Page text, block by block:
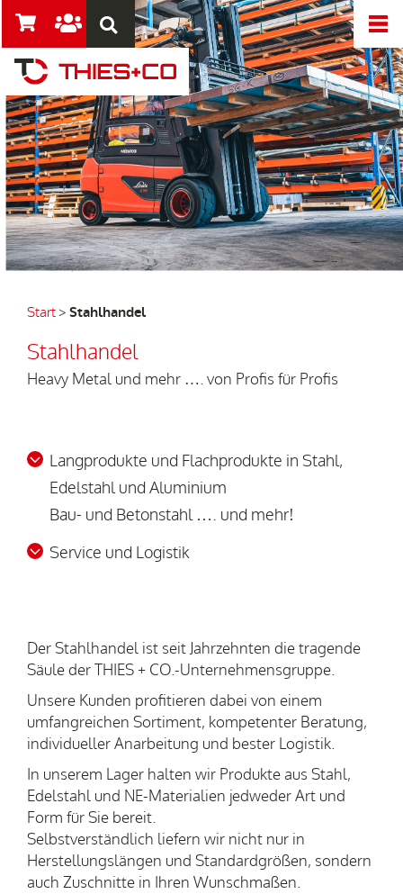
Start> Stahlhandel
Stahlhandel
Heavy Metal und mehr …. von Profis für Profis
Langprodukte und Flachprodukte in Stahl,
Edelstahl und Aluminium
Bau- und Betonstahl …. und mehr!
Service und Logistik
Der Stahlhandel ist seit Jahrzehnten die tragende
Säule der THIES + CO.-Unternehmensgruppe.
Unsere Kunden profitieren dabei von einem
umfangreichen Sortiment, kompetenter Beratung,
individueller Anarbeitung und bester Logistik.
In unserem Lager halten wir Produkte aus Stahl,
Edelstahl und NE-Materialien jedweder Art und
Form für Sie bereit.
Selbstverständlich liefern wir nicht nur in
Herstellungslängen und Standardgrößen, sondern
auch Zuschnitte in Ihren Wunschmaßen.